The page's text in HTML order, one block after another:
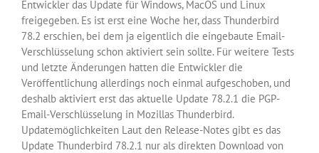
Entwickler das Update für Windows, MacOS und Linux
freigegeben. Es ist erst eine Woche her, dass Thunderbird
78.2 erschien, bei dem ja eigentlich die eingebaute Email-
Verschlüsselung schon aktiviert sein sollte. Für weitere Tests
und letzte Änderungen hatten die Entwickler die
Veröffentlichung allerdings noch einmal aufgeschoben, und
deshalb aktiviert erst das aktuelle Update 78.2.1 die PGP-
Email-Verschlüsselung in Mozillas Thunderbird.
Updatemöglichkeiten Laut den Release-Notes gibt es das
Update Thunderbird 78.2.1 nur als direkten Download von